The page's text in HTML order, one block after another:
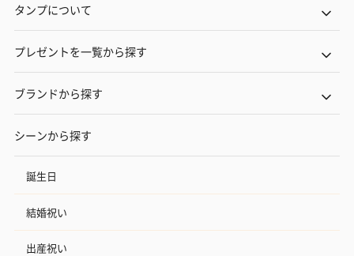
タンプについて
プレゼントを一覧から探す
ブランドから探す
シーンから探す
誕生日
結婚祝い
出産祝い